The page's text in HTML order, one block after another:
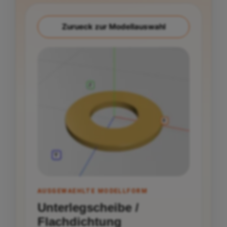
Befestigungswinkel (L-
Form)
Zurueck zur Modellauswahl
AUSGEWAEHLTE MODELLFORM
Unterlegscheibe /
Flachdichtung